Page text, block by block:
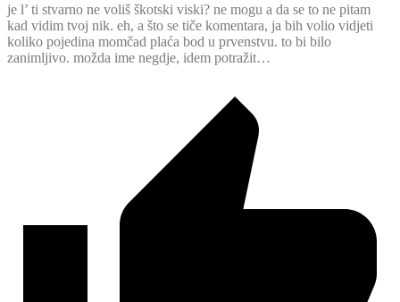
je l’ ti stvarno ne voliš škotski viski? ne mogu a da se to ne pitam
kad vidim tvoj nik. eh, a što se tiče komentara, ja bih volio vidjeti
koliko pojedina momčad plaća bod u prvenstvu. to bi bilo
zanimljivo. možda ime negdje, idem potražit…